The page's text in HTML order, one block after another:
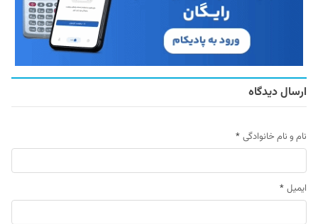
ارسال دیدگاه
نام و نام خانوادگی *
ایمیل *